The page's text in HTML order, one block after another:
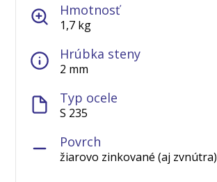
Hmotnosť
1,7 kg
Hrúbka steny
2 mm
Typ ocele
S 235
Povrch
žiarovo zinkované (aj zvnútra)